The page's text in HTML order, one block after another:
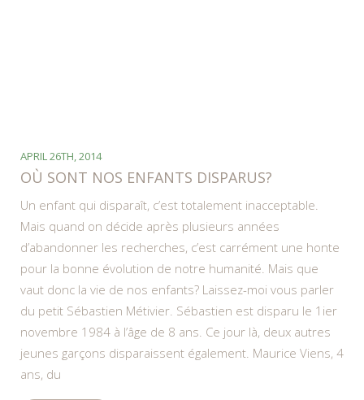
APRIL 26TH, 2014
OÙ SONT NOS ENFANTS DISPARUS?
Un enfant qui disparaît, c’est totalement inacceptable.
Mais quand on décide après plusieurs années
d’abandonner les recherches, c’est carrément une honte
pour la bonne évolution de notre humanité. Mais que
vaut donc la vie de nos enfants? Laissez-moi vous parler
du petit Sébastien Métivier. Sébastien est disparu le 1ier
novembre 1984 à l’âge de 8 ans. Ce jour là, deux autres
jeunes garçons disparaissent également. Maurice Viens, 4
ans, du